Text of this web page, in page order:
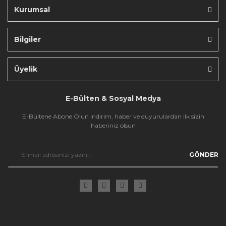
Kurumsal
Bilgiler
Üyelik
E-Bülten & Sosyal Medya
E-Bültene Abone Olun indirim, haber ve duyurulardan ilk sizin
haberiniz olsun
GÖNDER